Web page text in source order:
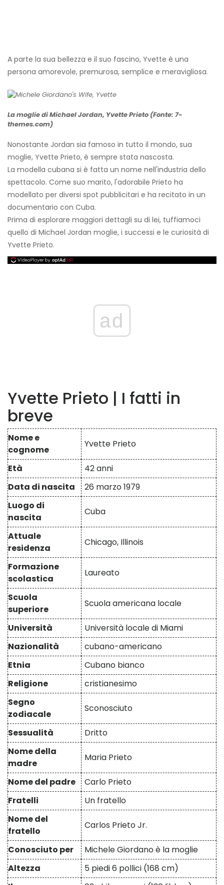
A parte la sua bellezza e il suo fascino, Yvette è una
persona amorevole, premurosa, semplice e meravigliosa.
La moglie di Michael Jordan, Yvette Prieto (Fonte: 7-
themes.com)
Nonostante Jordan sia famoso in tutto il mondo, sua
moglie, Yvette Prieto, è sempre stata nascosta.
La modella cubana si è fatta un nome nell'industria dello
spettacolo. Come suo marito, l'adorabile Prieto ha
modellato per diversi spot pubblicitari e ha recitato in un
documentario con Cuba.
Prima di esplorare maggiori dettagli su di lei, tuffiamoci
quello di Michael Jordan moglie, i successi e le curiosità di
Yvette Prieto.
ad
Yvette Prieto | I fatti in
breve
Nome e
cognome
Yvette Prieto
Età
42 anni
Data di nascita
26 marzo 1979
Luogo di
nascita
Cuba
Attuale
residenza
Chicago, Illinois
Formazione
scolastica
Laureato
Scuola
superiore
Scuola americana locale
Università
Università locale di Miami
Nazionalità
cubano-americano
Etnia
Cubano bianco
Religione
cristianesimo
Segno
zodiacale
Sconosciuto
Sessualità
Dritto
Nome della
madre
Maria Prieto
Nome del padre
Carlo Prieto
Fratelli
Un fratello
Nome del
fratello
Carlos Prieto Jr.
Conosciuto per
Michele Giordano è la moglie
Altezza
5 piedi 6 pollici (168 cm)